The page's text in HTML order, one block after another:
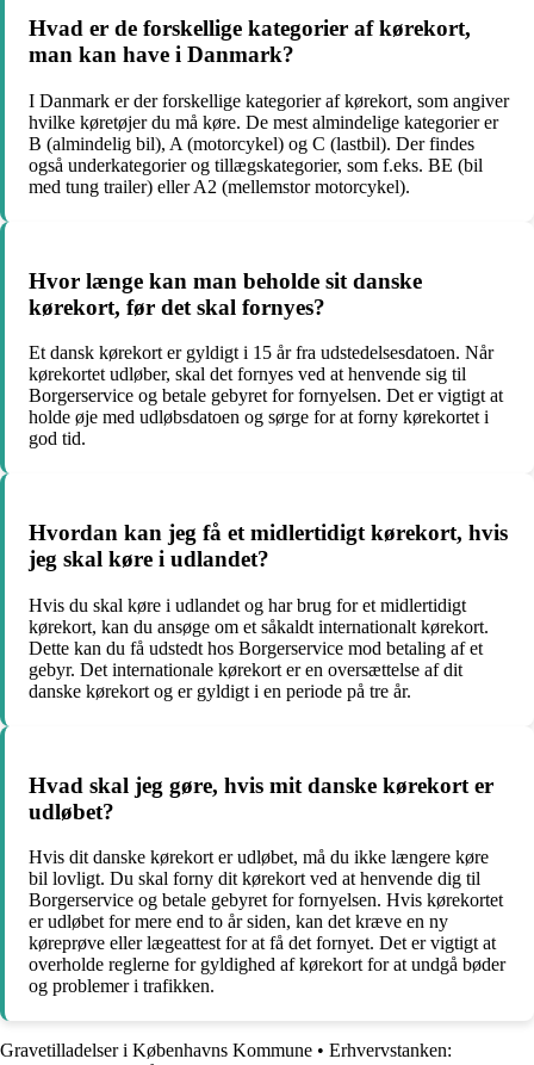
Hvad er de forskellige kategorier af kørekort,
man kan have i Danmark?
I Danmark er der forskellige kategorier af kørekort, som angiver
hvilke køretøjer du må køre. De mest almindelige kategorier er
B (almindelig bil), A (motorcykel) og C (lastbil). Der findes
også underkategorier og tillægskategorier, som f.eks. BE (bil
med tung trailer) eller A2 (mellemstor motorcykel).
Hvor længe kan man beholde sit danske
kørekort, før det skal fornyes?
Et dansk kørekort er gyldigt i 15 år fra udstedelsesdatoen. Når
kørekortet udløber, skal det fornyes ved at henvende sig til
Borgerservice og betale gebyret for fornyelsen. Det er vigtigt at
holde øje med udløbsdatoen og sørge for at forny kørekortet i
god tid.
Hvordan kan jeg få et midlertidigt kørekort, hvis
jeg skal køre i udlandet?
Hvis du skal køre i udlandet og har brug for et midlertidigt
kørekort, kan du ansøge om et såkaldt internationalt kørekort.
Dette kan du få udstedt hos Borgerservice mod betaling af et
gebyr. Det internationale kørekort er en oversættelse af dit
danske kørekort og er gyldigt i en periode på tre år.
Hvad skal jeg gøre, hvis mit danske kørekort er
udløbet?
Hvis dit danske kørekort er udløbet, må du ikke længere køre
bil lovligt. Du skal forny dit kørekort ved at henvende dig til
Borgerservice og betale gebyret for fornyelsen. Hvis kørekortet
er udløbet for mere end to år siden, kan det kræve en ny
køreprøve eller lægeattest for at få det fornyet. Det er vigtigt at
overholde reglerne for gyldighed af kørekort for at undgå bøder
og problemer i trafikken.
Gravetilladelser i Københavns Kommune • Erhvervstanken: